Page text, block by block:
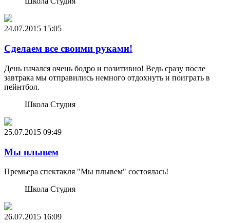
24.07.2015 15:05
Сделаем все своими руками!
День начался очень бодро и позитивно! Ведь сразу после
завтрака мы отправились немного отдохнуть и поиграть в
пейнтбол.
Школа Студия
25.07.2015 09:49
Мы плывем
Премьера спектакля "Мы плывем" состоялась!
Школа Студия
26.07.2015 16:09